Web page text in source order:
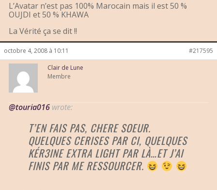
L’Avatar n’est pas 100% Marocain mais il est 50 %
OUJDI et 50 % KHAWA
La Vérité ça se dit !!
octobre 4, 2008 à 10:11 #217595
Clair de Lune
Membre
@touria016 wrote:
T’EN FAIS PAS, CHERE SOEUR.
QUELQUES CERISES PAR CI, QUELQUES
KÉR3INE EXTRA LIGHT PAR LÀ…ET J’AI
FINIS PAR ME RESSOURCER.